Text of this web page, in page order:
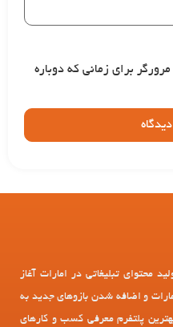
برای زمانی که دوباره
2005 در زمینه تولید محتوای تبلیغاتی در امارات آغاز
و اضافه شدن بازوهای جدید به
پلتفرم معرفی کسب و کارهای